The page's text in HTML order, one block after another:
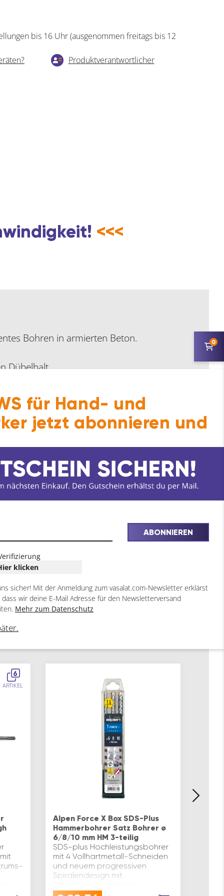
bis 16 Uhr (ausgenommen freitags bis 12
Produktverantwortlicher
<<<
Bohren in armierten Beton.
Dübelhalt.
6
ARTIKEL
Alpen Force X Box SDS-Plus
Hammerbohrer Satz Bohrer ø
6/8/10 mm HM 3-teilig
SDS-plus Hochleistungsbohrer
mit 4 Vollhartmetall-Schneiden
und neuem progressiven
Spiralendesign mit
Problemloses Durchbohren von
0
für Hand- und
jetzt abonnieren und
ABONNIEREN
klicken
sicher! Mit der Anmeldung zum vasalat.com-Newsletter erklärst
wir deine E-Mail Adresse für den Newsletterversand
Mehr zum Datenschutz